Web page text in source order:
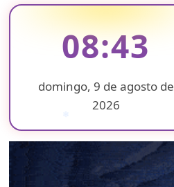
08:43
domingo, 9 de agosto de
2026
❄